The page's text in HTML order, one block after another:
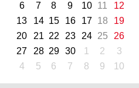
6
7 8 9 10 11
12
13
14 15 16 17 18
19
20
21 22 23 24 25
26
27
28 29 30 1 2
3
4
5 6 7 8 9 10